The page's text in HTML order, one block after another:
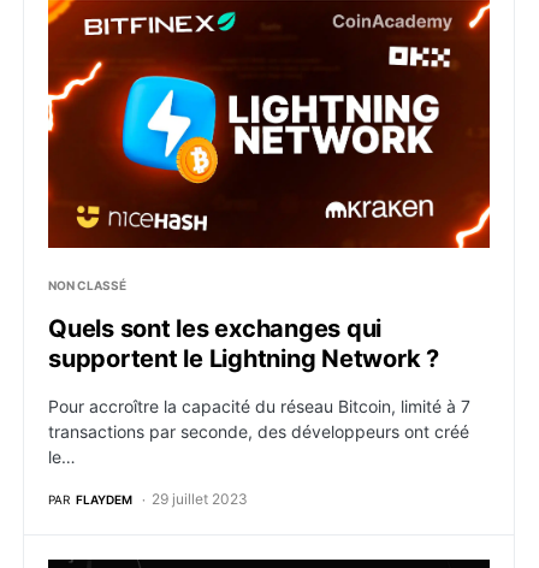
Quels sont les exchanges qui supportent le Lightning
NON CLASSÉ
Quels sont les exchanges qui
supportent le Lightning Network ?
Pour accroître la capacité du réseau Bitcoin, limité à 7
transactions par seconde, des développeurs ont créé
le…
PAR FLAYDEM 29 juillet 2023